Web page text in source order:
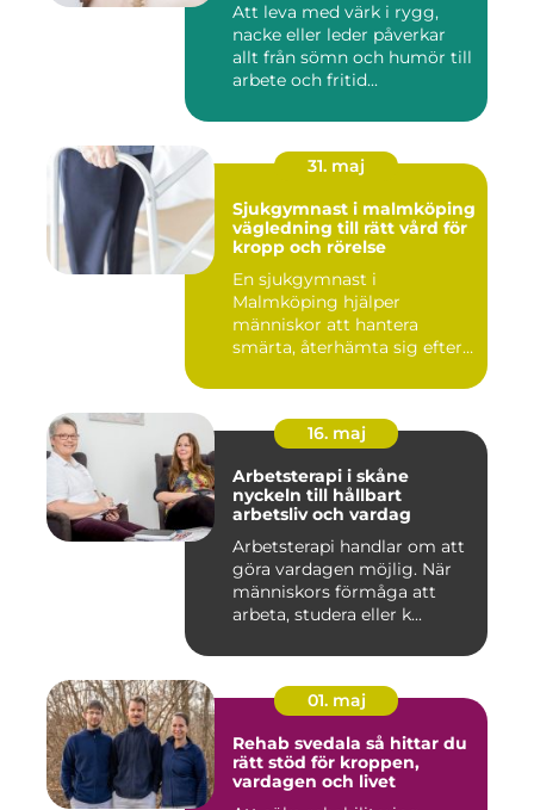
Att leva med värk i rygg,
nacke eller leder påverkar
allt från sömn och humör till
arbete och fritid...
31. maj
Sjukgymnast i malmköping
vägledning till rätt vård för
kropp och rörelse
En sjukgymnast i
Malmköping hjälper
människor att hantera
smärta, återhämta sig efter
16. maj
Arbetsterapi i skåne
nyckeln till hållbart
arbetsliv och vardag
Arbetsterapi handlar om att
göra vardagen möjlig. När
människors förmåga att
arbeta, studera eller k...
01. maj
Rehab svedala så hittar du
rätt stöd för kroppen,
vardagen och livet